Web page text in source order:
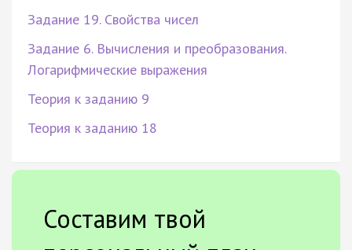
Задание 19. Свойства чисел
Задание 6. Вычисления и преобразования.
Логарифмические выражения
Теория к заданию 9
Теория к заданию 18
Составим твой